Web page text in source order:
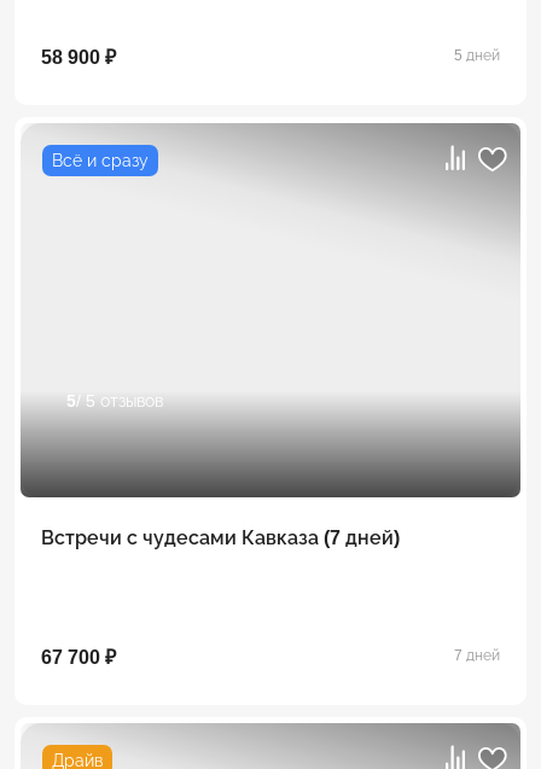
58 900 ₽ 5 дней
Всё и сразу
5/ 5 отзывов
Встречи с чудесами Кавказа (7 дней)
67 700 ₽ 7 дней
Драйв